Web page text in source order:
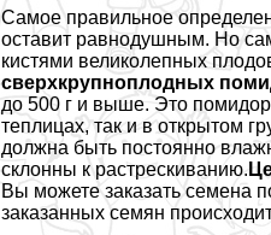
Самое правильное
оставит равнодушным. Но
кистями великолепных
сверхкрупноплодных
до 500 г и выше. Это
теплицах, так и в открытом
должна быть постоянно
склонны к растрескиванию.
Вы можете заказать семена
заказанных семян